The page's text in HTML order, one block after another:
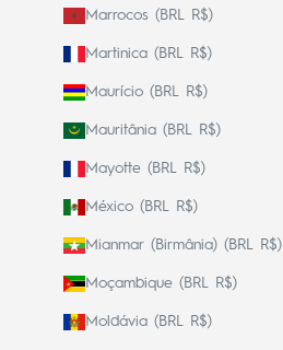
Marrocos (BRL R$)
Martinica (BRL R$)
Maurício (BRL R$)
Mauritânia (BRL R$)
Mayotte (BRL R$)
México (BRL R$)
Mianmar (Birmânia) (BRL R$)
Moçambique (BRL R$)
Moldávia (BRL R$)